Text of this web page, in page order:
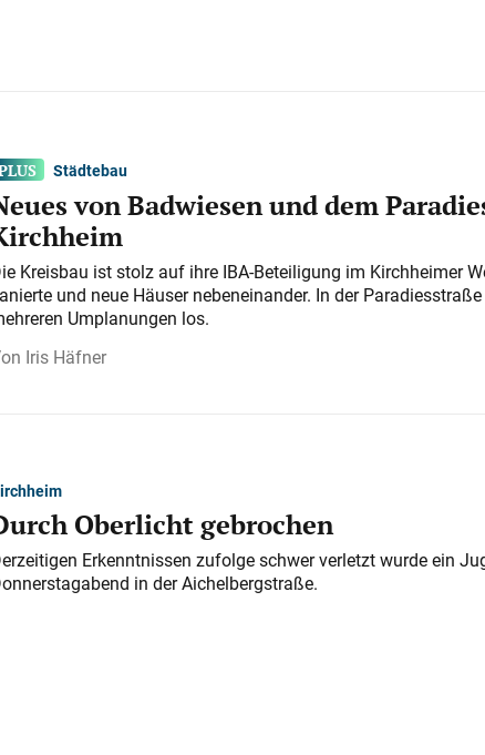
Städtebau
von Badwiesen und dem
Kreisbau ist stolz auf ihre IBA-Beteiligung im Kirchheimer
und neue Häuser nebeneinander. In der
Umplanungen los.
Iris Häfner
Oberlicht gebrochen
Erkenntnissen zufolge schwer verletzt wurde ein
in der Aichelbergstraße.